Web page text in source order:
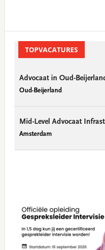
SidebarTOPVACATURES
Advocaat in Oud-
Oud-Beijerland
Mid-Level Advocaat
Amsterdam